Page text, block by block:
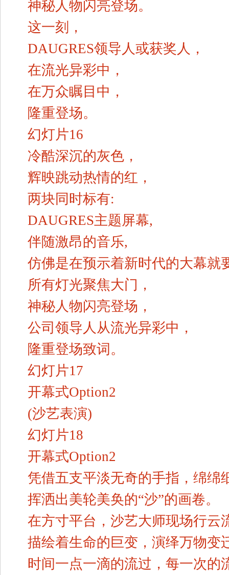
神秘人物闪亮登场。
这一刻，
DAUGRES领导人或获奖人，
在流光异彩中，
在万众瞩目中，
隆重登场。
幻灯片16
冷酷深沉的灰色，
辉映跳动热情的红，
两块同时标有:
DAUGRES主题屏幕,
伴随激昂的音乐,
仿佛是在预示着新时代的大幕就
所有灯光聚焦大门，
神秘人物闪亮登场，
公司领导人从流光异彩中，
隆重登场致词。
幻灯片17
开幕式Option2
(沙艺表演)
幻灯片18
开幕式Option2
凭借五支平淡无奇的手指，绵绵
挥洒出美轮美奂的“沙”的画卷。
在方寸平台，沙艺大师现场行云
描绘着生命的巨变，演绎万物变
时间一点一滴的流过，每一次的